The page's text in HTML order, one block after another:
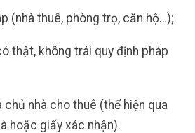
(nhà thuê, phòng trọ, căn hộ…);
thật, không trái quy định pháp
nhà cho thuê (thể hiện qua
hoặc giấy xác nhận).